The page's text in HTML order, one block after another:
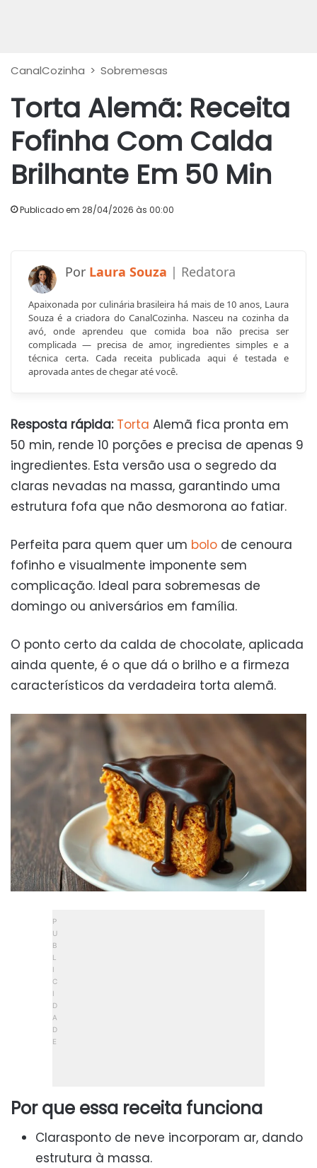
CanalCozinha > Sobremesas
Torta Alemã: Receita
Fofinha Com Calda
Brilhante Em 50 Min
Publicado em 28/04/2026 às 00:00
Laura Souza
Apaixonada por culinária brasileira há mais de 10 anos, Laura
Souza é a criadora do CanalCozinha. Nasceu na cozinha da
avó, onde aprendeu que comida boa não precisa ser
complicada — precisa de amor, ingredientes simples e a
técnica certa. Cada receita publicada aqui é testada e
aprovada antes de chegar até você.
Resposta rápida: Torta Alemã fica pronta em
50 min, rende 10 porções e precisa de apenas 9
ingredientes. Esta versão usa o segredo da
claras nevadas na massa, garantindo uma
estrutura fofa que não desmorona ao fatiar.
Perfeita para quem quer um bolo de cenoura
fofinho e visualmente imponente sem
complicação. Ideal para sobremesas de
domingo ou aniversários em família.
O ponto certo da calda de chocolate, aplicada
ainda quente, é o que dá o brilho e a firmeza
característicos da verdadeira torta alemã.
Por que essa receita funciona
Clarasponto de neve incorporam ar, dando
estrutura à massa.